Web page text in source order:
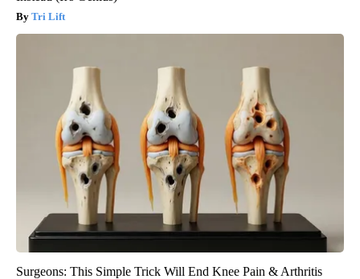
Tri Lift
Surgeons: This Simple Trick Will End Knee Pain & Arthritis